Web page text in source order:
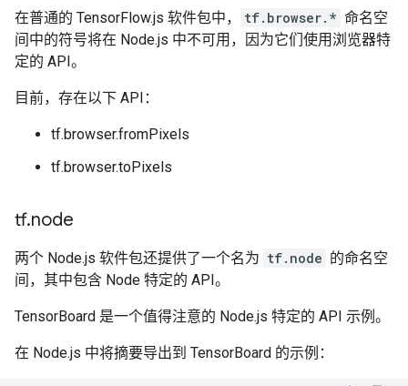
在普通的 TensorFlow.js 软件包中， tf.browser.* 命名空
间中的符号将在 Node.js 中不可用，因为它们使用浏览器特
定的 API。
目前，存在以下 API：
tf.browser.fromPixels
tf.browser.toPixels
tf.node
两个 Node.js 软件包还提供了一个名为 tf.node 的命名空
间，其中包含 Node 特定的 API。
TensorBoard 是一个值得注意的 Node.js 特定的 API 示例。
在 Node.js 中将摘要导出到 TensorBoard 的示例：